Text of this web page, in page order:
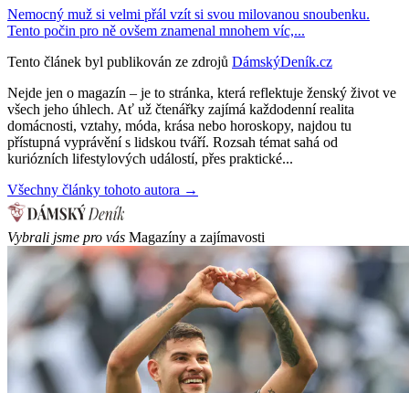
Nemocný muž si velmi přál vzít si svou milovanou snoubenku.
Tento počin pro ně ovšem znamenal mnohem víc,...
Tento článek byl publikován ze zdrojů DámskýDeník.cz
Nejde jen o magazín – je to stránka, která reflektuje ženský život ve
všech jeho úhlech. Ať už čtenářky zajímá každodenní realita
domácnosti, vztahy, móda, krása nebo horoskopy, najdou tu
přístupná vyprávění s lidskou tváří. Rozsah témat sahá od
kuriózních lifestylových událostí, přes praktické...
Všechny články tohoto autora →
Vybrali jsme pro vás Magazíny a zajímavosti